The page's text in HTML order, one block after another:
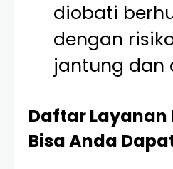
diobati
dengan
jantung dan
Daftar Layanan
Bisa Anda